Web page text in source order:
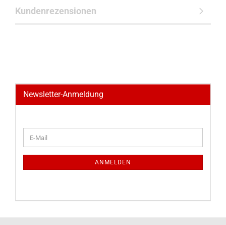
Kundenrezensionen
Newsletter-Anmeldung
ZUR
E-
Mail
ANMELDEN